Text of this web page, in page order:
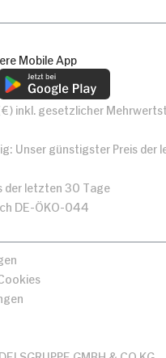
Mobile App
inkl. gesetzlicher
Unser günstigster Preis der
der letzten 30 Tage
DE-ÖKO-044
GMBH & CO KG